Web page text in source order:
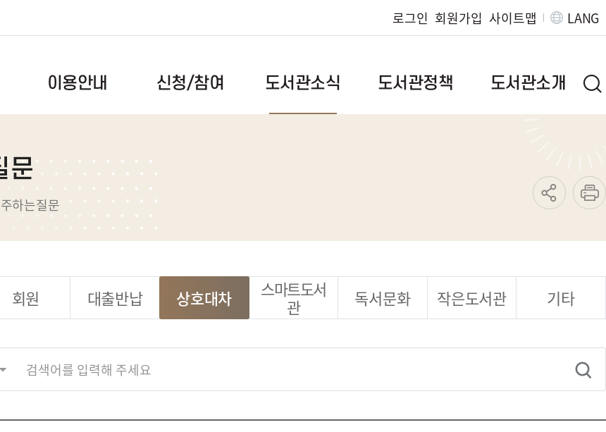
로그인 회원가입 사이트맵 LANG
이용안내
회원안내
스마트도서관
신청/참여
북스타트
독서동아리
메이커스페이스
대관예약
장비예약
도서관소식 도서관정책
특성화사업
도서관소개
문
하는질문
회원 대출반납 상호대차
스마트도서
관
독서문화 작은도서관 기타